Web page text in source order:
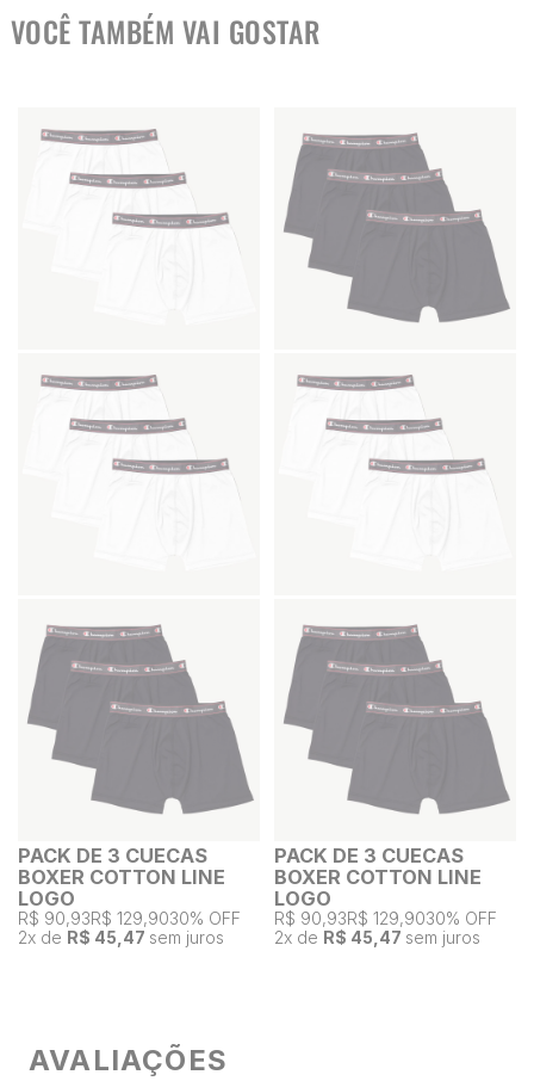
VOCÊ TAMBÉM VAI GOSTAR
PACK DE 3 CUECAS
BOXER COTTON LINE
LOGO
R$ 90,93R$ 129,9030% OFF
2x de R$ 45,47 sem juros
PACK DE 3 CUECAS
BOXER COTTON LINE
LOGO
R$ 90,93R$ 129,9030% OFF
2x de R$ 45,47 sem juros
AVALIAÇÕES